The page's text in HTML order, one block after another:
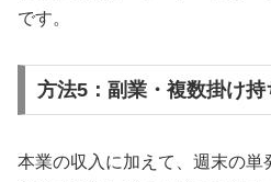
です。
方法5：副業・複数掛け
本業の収入に加えて、週末の単